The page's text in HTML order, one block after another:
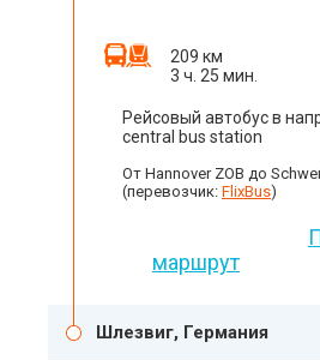
209 км
3 ч. 25 мин.
Рейсовый автобус в
central bus station
От Hannover ZOB до
(перевозчик: FlixBus)
маршрут
Шлезвиг, Германия